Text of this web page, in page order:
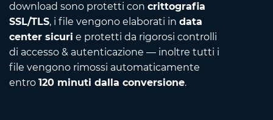
download sono protetti con crittografia
SSL/TLS, i file vengono elaborati in data
center sicuri e protetti da rigorosi controlli
di accesso & autenticazione — inoltre tutti i
file vengono rimossi automaticamente
entro 120 minuti dalla conversione.